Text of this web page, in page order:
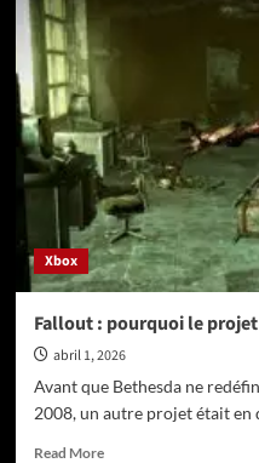
Blizzard
Mythiques
face
à
la
fronde
Xbox
Fallout : pourquoi le
abril 1, 2026
Avant que Bethesda ne
2008, un autre projet était en
Read MoreRead